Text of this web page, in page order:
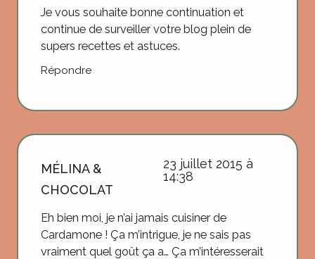
Je vous souhaite bonne continuation et
continue de surveiller votre blog plein de
supers recettes et astuces.
Répondre
MÉLINA &
CHOCOLAT
23 juillet 2015 à
14:38
Eh bien moi, je n’ai jamais cuisiner de
Cardamone ! Ça m’intrigue, je ne sais pas
vraiment quel goût ça a… Ça m’intéresserait